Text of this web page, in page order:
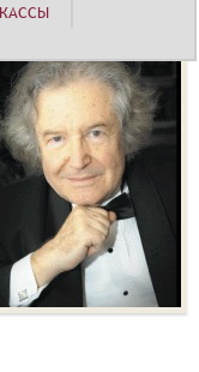
КАССЫ